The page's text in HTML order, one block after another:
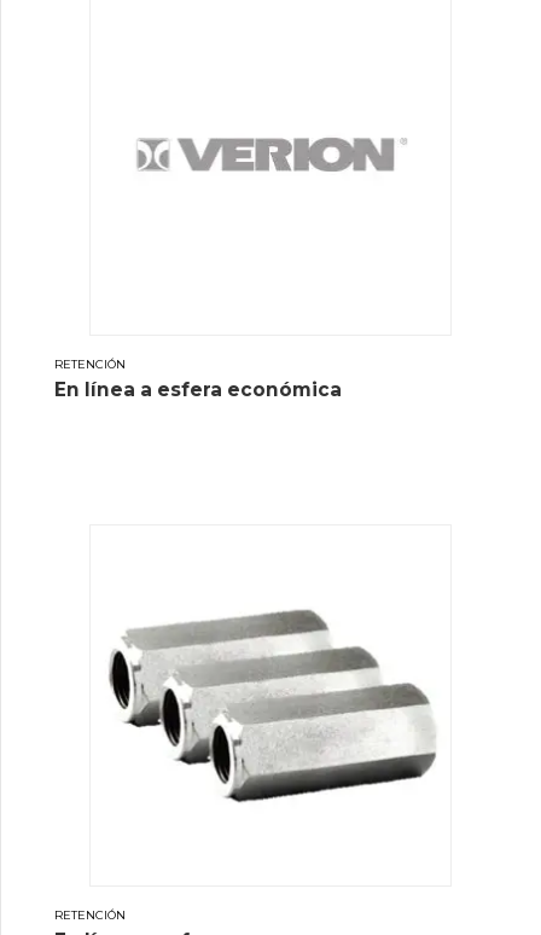
RETENCIÓN
En línea a esfera económica
RETENCIÓN